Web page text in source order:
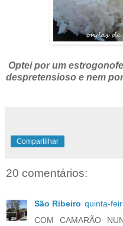
Optei por um
despretensioso e nem
Compartilhar
20 comentários:
São Ribeiro quinta-
COM CAMARÃO